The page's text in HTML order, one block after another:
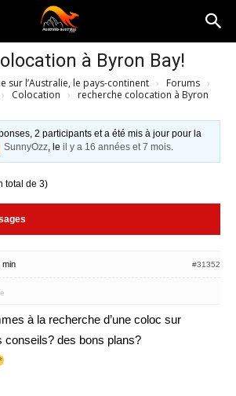
à Byron Bay!
sur l’Australie, le pays-continent › Forums ›
› Colocation ›
recherche colocation à Byron
2 participants et a été mis à jour pour la
SunnyOzz, leil y a 16 années et 7 mois.
total de 3)
min #31352
à la recherche d’une coloc sur
conseils? des bons plans?